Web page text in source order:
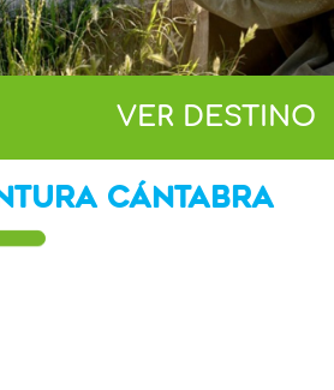
VER DESTINO
CÁNTABRA